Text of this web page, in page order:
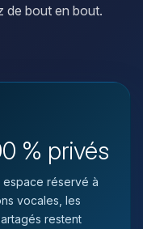
de bout en bout.
% privés
espace réservé à
vocales, les
restent
me
ton petit
mes